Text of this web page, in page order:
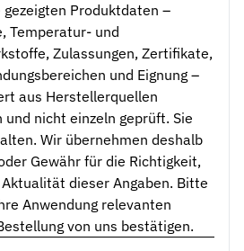
Produktdaten –
Temperatur- und
Zulassungen, Zertifikate,
und Eignung –
aus Herstellerquellen
nicht einzeln geprüft. Sie
Wir übernehmen deshalb
Gewähr für die Richtigkeit,
dieser Angaben. Bitte
Anwendung relevanten
von uns bestätigen.